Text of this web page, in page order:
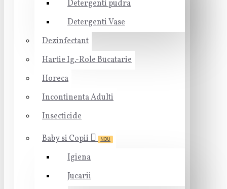
Detergenti pudra
Detergenti Vase
Dezinfectant
Hartie Ig.-Role Bucatarie
Horeca
Incontinenta Adulti
Insecticide
Baby si Copii
NOU
Igiena
Jucarii